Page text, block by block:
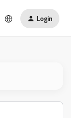
Login